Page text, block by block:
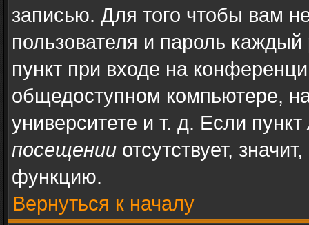
записью. Для того чтобы вам
пользователя и пароль
пункт при входе на
общедоступном компьютере,
университете и т. д. Если пункт
посещении отсутствует,
функцию.
Вернуться к началу